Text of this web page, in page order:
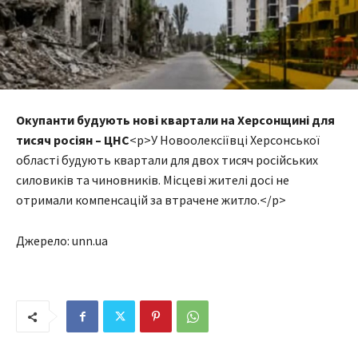
Окупанти будують нові квартали на Херсонщині для
тисяч росіян – ЦНС<p>У Новоолексіївці Херсонської
області будують квартали для двох тисяч російських
силовиків та чиновників. Місцеві жителі досі не
отримали компенсацій за втрачене житло.</p>
Джерело: unn.ua